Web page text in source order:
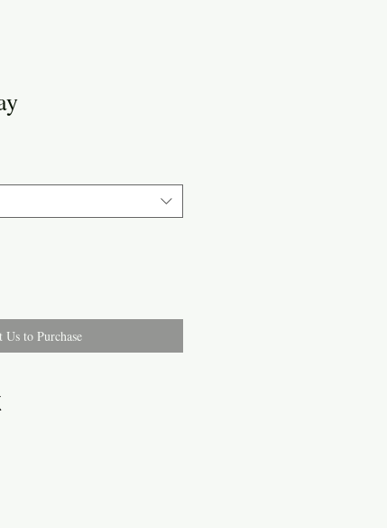
Us to Purchase